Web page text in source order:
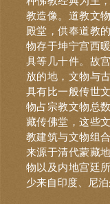
教造像。道教文
殿堂，供奉道教
物存于坤宁宫西
具等几十件。故
放的地，文物与
具有比一般传世
物占宗教文物总
藏传佛堂，这些
教建筑与文物组
来源于清代蒙藏
物以及内地宫廷
少来自印度、尼